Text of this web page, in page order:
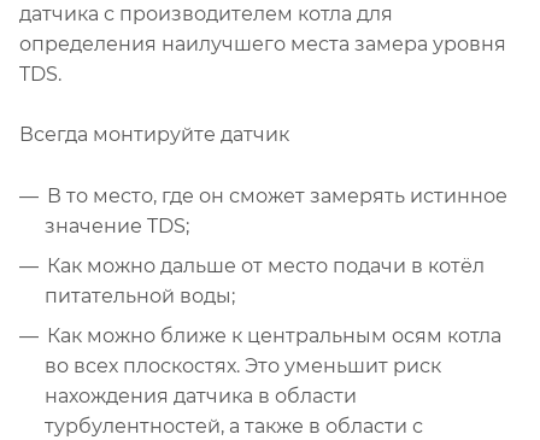
датчика с производителем котла для
определения наилучшего места замера уровня
TDS.
Всегда монтируйте датчик
В то место, где он сможет замерять истинное
значение TDS;
Как можно дальше от место подачи в котёл
питательной воды;
Как можно ближе к центральным осям котла
во всех плоскостях. Это уменьшит риск
нахождения датчика в области
турбулентностей, а также в области с